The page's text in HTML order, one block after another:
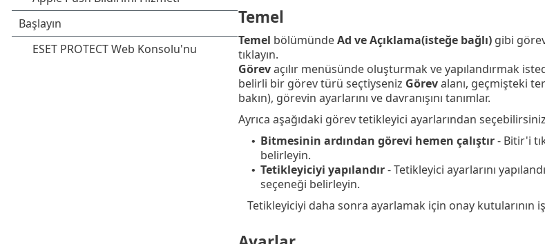
Temel
Temel bölümündeAd ve Açıklama(isteğe bağlı)gibi
tıklayın.
Görevaçılır menüsünde oluşturmak ve yapılandırmak
belirli bir görev türü seçtiyseniz Görevalanı, geçmişteki
bakın), görevin ayarlarını ve davranışını tanımlar.
Ayrıca aşağıdaki görev tetikleyici ayarlarından
• Bitmesinin ardından görevi hemen çalıştır- Bitir'i
belirleyin.
• Tetikleyiciyi yapılandır- Tetikleyici ayarlarını
seçeneği belirleyin.
Tetikleyiciyi daha sonra ayarlamak için onay kutularının